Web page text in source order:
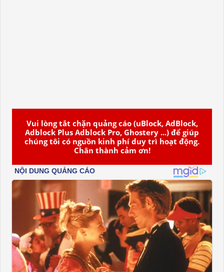
Vui lòng tắt chặn quảng cáo (uBlock, AdBlock,
Adblock Plus Adblock Pro, Ghostery ...) để giúp
chúng tôi có nguồn kinh phí duy trì hoạt động.
Chân thành cảm ơn!